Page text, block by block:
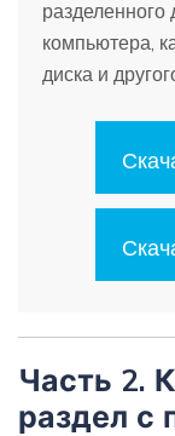
разделенного
компьютера,
диска и
Часть 2.
раздел с